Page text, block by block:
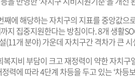
째에 해당하는 자치구의 지표를 중앙값으
지 집중지원한다는 방침이다. 8개 생활
(11개 분야) 가운데 자치구간 격차가 큰
복지비 부담이 크고 재정력이 약한 자치
력에 따라 4단계 차등을 두고 있는 ‘차등